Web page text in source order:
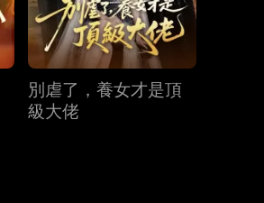
第40集別虐了，養女才是頂
級大佬